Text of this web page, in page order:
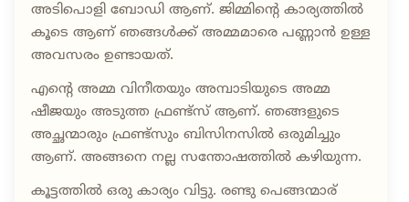
അടിപൊളി ബോഡി ആണ്. ജിമ്മിൻ്റെ കാര്യത്തിൽ
കൂടെ ആണ് ഞങ്ങൾക്ക് അമ്മമാരെ പണ്ണാൻ ഉള്ള
അവസരം ഉണ്ടായത്.
എൻ്റെ അമ്മ വിനീതയും അമ്പാടിയുടെ അമ്മ
ഷീജയും അടുത്ത ഫ്രണ്ട്സ് ആണ്. ഞങ്ങളുടെ
അച്ഛന്മാരും ഫ്രണ്ട്സും ബിസിനസിൽ ഒരുമിച്ചും
ആണ്. അങ്ങനെ നല്ല സന്തോഷത്തിൽ കഴിയുന്ന.
കൂട്ടത്തിൽ ഒരു കാര്യം വിട്ടു. രണ്ടു പെങ്ങന്മാര്